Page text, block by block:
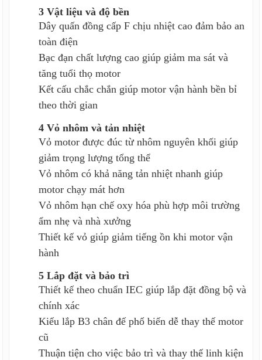
3 Vật liệu và độ bền
Dây quấn đồng cấp F chịu nhiệt cao đảm bảo an
toàn điện
Bạc đạn chất lượng cao giúp giảm ma sát và
tăng tuổi thọ motor
Kết cấu chắc chắn giúp motor vận hành bền bỉ
theo thời gian
4 Vỏ nhôm và tản nhiệt
Vỏ motor được đúc từ nhôm nguyên khối giúp
giảm trọng lượng tổng thể
Vỏ nhôm có khả năng tản nhiệt nhanh giúp
motor chạy mát hơn
Vỏ nhôm hạn chế oxy hóa phù hợp môi trường
ẩm nhẹ và nhà xưởng
Thiết kế vỏ giúp giảm tiếng ồn khi motor vận
hành
5 Lắp đặt và bảo trì
Thiết kế theo chuẩn IEC giúp lắp đặt đồng bộ và
chính xác
Kiểu lắp B3 chân đế phổ biến dễ thay thế motor
cũ
Thuận tiện cho việc bảo trì và thay thế linh kiện